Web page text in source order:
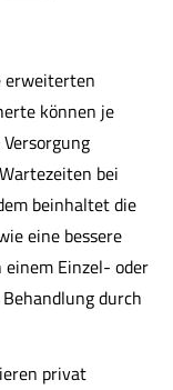
erweiterten
können je
bei
beinhaltet die
eine bessere
Einzel- oder
durch
privat